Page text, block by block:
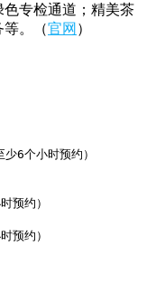
专检通道；精美茶
。（官网 ）
6个小时预约）
预约）
预约）